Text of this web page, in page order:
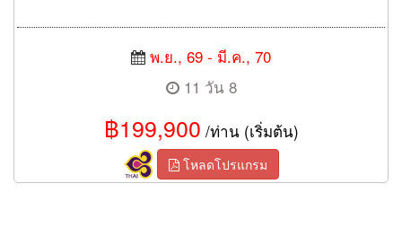
พ.ย., 69 - มี.ค., 70
11 วัน 8
฿199,900 /ท่าน (เริ่มต้น)
โหลดโปรแกรม